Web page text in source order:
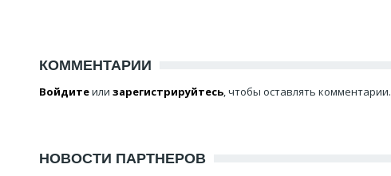
КОММЕНТАРИИ
Войдитеили зарегистрируйтесь, чтобы оставлять комментарии.
НОВОСТИ ПАРТНЕРОВ